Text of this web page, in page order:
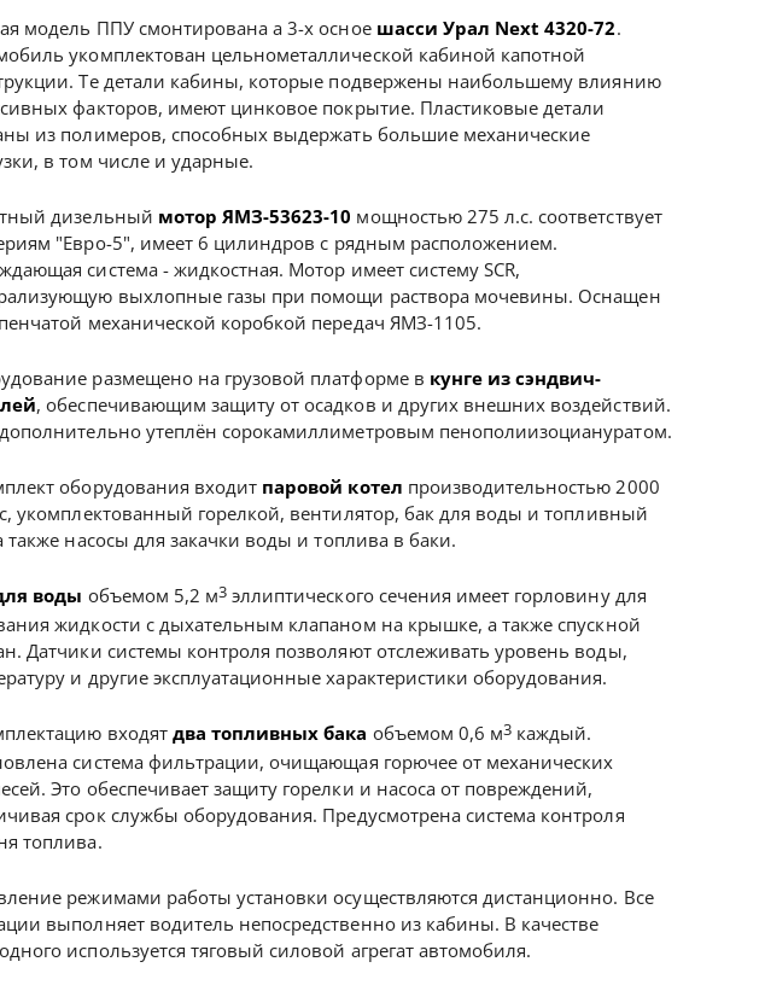
модель ППУ смонтирована а 3-х осное шасси Урал Next 4320-72.
укомплектован цельнометаллической кабиной капотной
Те детали кабины, которые подвержены наибольшему влиянию
факторов, имеют цинковое покрытие. Пластиковые детали
из полимеров, способных выдержать большие механические
в том числе и ударные.
дизельный мотор ЯМЗ-53623-10 мощностью 275 л.с. соответствует
"Евро-5", имеет 6 цилиндров с рядным расположением.
система - жидкостная. Мотор имеет систему SCR,
выхлопные газы при помощи раствора мочевины. Оснащен
механической коробкой передач ЯМЗ-1105.
размещено на грузовой платформе в кунге из сэндвич-
, обеспечивающим защиту от осадков и других внешних воздействий.
утеплён сорокамиллиметровым пенополиизоциануратом.
оборудования входит паровой котел производительностью 2000
укомплектованный горелкой, вентилятор, бак для воды и топливный
также насосы для закачки воды и топлива в баки.
воды объемом 5,2 м3 эллиптического сечения имеет горловину для
жидкости с дыхательным клапаном на крышке, а также спускной
Датчики системы контроля позволяют отслеживать уровень воды,
и другие эксплуатационные характеристики оборудования.
входятдва топливных бака объемом 0,6 м3 каждый.
система фильтрации, очищающая горючее от механических
Это обеспечивает защиту горелки и насоса от повреждений,
срок службы оборудования. Предусмотрена система контроля
топлива.
режимами работы установки осуществляются дистанционно. Все
выполняет водитель непосредственно из кабины. В качестве
используется тяговый силовой агрегат автомобиля.